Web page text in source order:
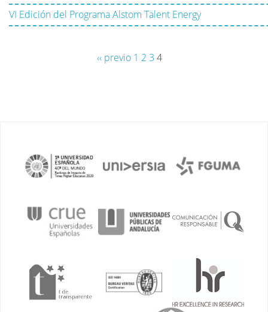
VI Edición del Programa Alstom Talent Energy
‹‹ previo 1 2 3 4